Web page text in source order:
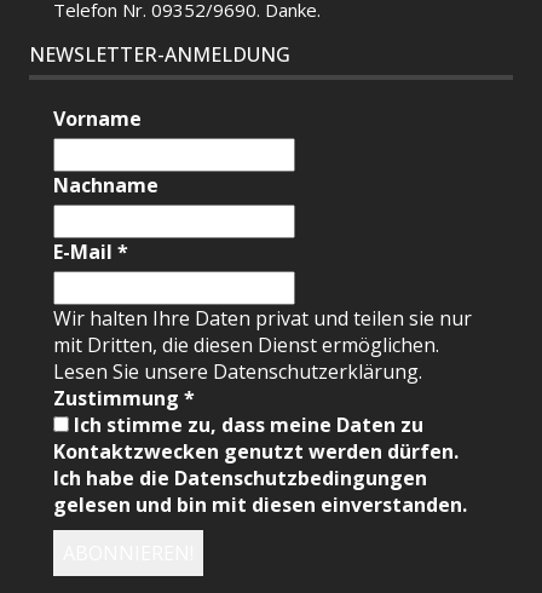
Telefon Nr. 09352/9690. Danke.
NEWSLETTER-ANMELDUNG
Vorname
Nachname
E-Mail*
Wir halten Ihre Daten privat und teilen sie nur
mit Dritten, die diesen Dienst ermöglichen.
Lesen Sie unsere Datenschutzerklärung.
Zustimmung*
Ich stimme zu, dass meine Daten zu
Kontaktzwecken genutzt werden dürfen.
Ich habe die Datenschutzbedingungen
gelesen und bin mit diesen einverstanden.